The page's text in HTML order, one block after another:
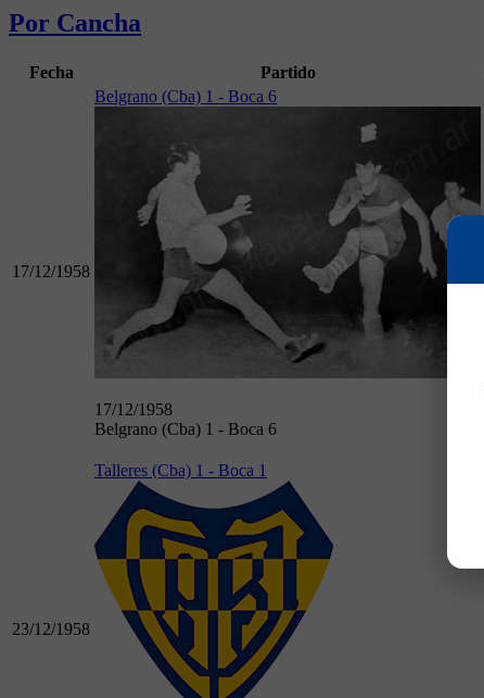
Por Cancha
Fecha Partido
17/12/1958
Belgrano (Cba) 1 - Boca 6
17/12/1958
Belgrano (Cba) 1 - Boca 6
23/12/1958
Talleres (Cba) 1 - Boca 1